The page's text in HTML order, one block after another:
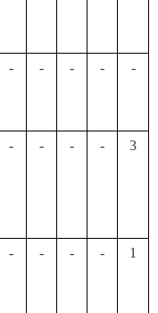
- - - - -
- - - - 3
- - - - 1